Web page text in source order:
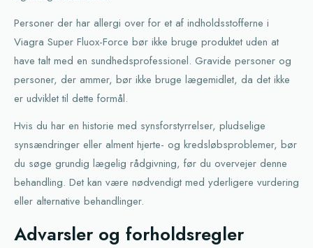
Personer der har allergi over for et af indholdsstofferne i
Viagra Super Fluox-Force bør ikke bruge produktet uden at
have talt med en sundhedsprofessionel. Gravide personer og
personer, der ammer, bør ikke bruge lægemidlet, da det ikke
er udviklet til dette formål.
Hvis du har en historie med synsforstyrrelser, pludselige
synsændringer eller alment hjerte- og kredsløbsproblemer, bør
du søge grundig lægelig rådgivning, før du overvejer denne
behandling. Det kan være nødvendigt med yderligere vurdering
eller alternative behandlinger.
Advarsler og forholdsregler